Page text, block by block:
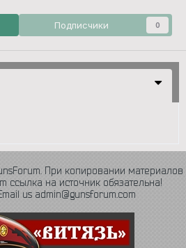
Подписчики 0
При копировании материалов
ссылка на источник обязательна!
us admin@gunsforum.com